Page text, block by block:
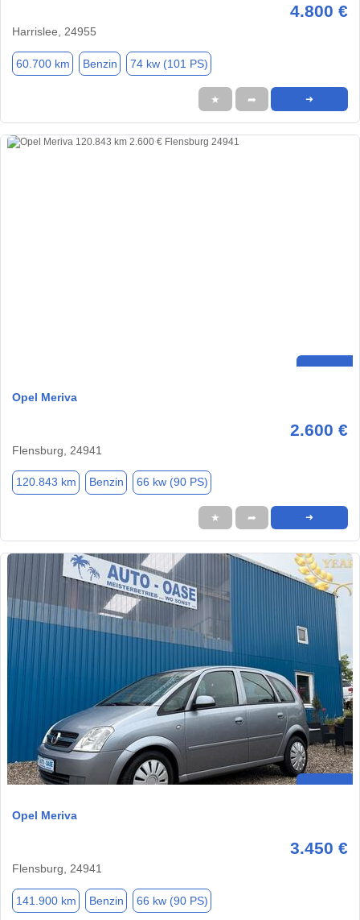
4.800 €
Harrislee, 24955
60.700 km Benzin 74 kw (101 PS)
★ ➦ ➜
Opel Meriva
2.600 €
Flensburg, 24941
120.843 km Benzin 66 kw (90 PS)
★ ➦ ➜
Opel Meriva
3.450 €
Flensburg, 24941
141.900 km Benzin 66 kw (90 PS)